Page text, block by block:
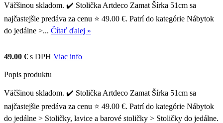
Väčšinou skladom. ✔️ Stolička Artdeco Zamat Šírka 51cm sa
najčastejšie predáva za cenu ⭐ 49.00 €. Patrí do kategórie Nábytok
do jedálne >... Čítať ďalej »
49.00 € s DPH Viac info
Popis produktu
Väčšinou skladom. ✔️ Stolička Artdeco Zamat Šírka 51cm sa
najčastejšie predáva za cenu ⭐ 49.00 €. Patrí do kategórie Nábytok
do jedálne > Stoličky, lavice a barové stoličky > Stoličky do jedálne.